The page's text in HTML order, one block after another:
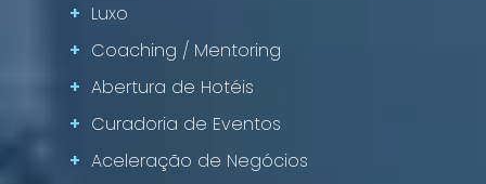
+ Luxo
+ Coaching / Mentoring
+ Abertura de Hotéis
+ Curadoria de Eventos
+ Aceleração de Negócios